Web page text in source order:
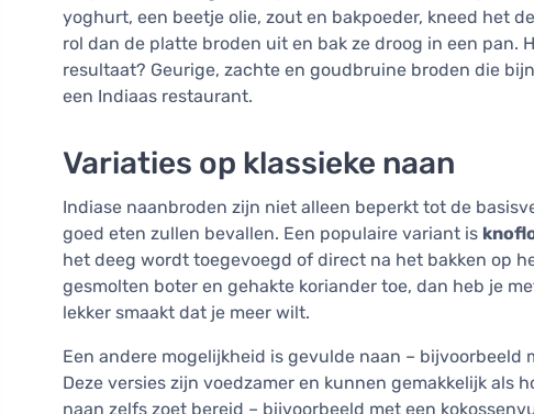
yoghurt, een beetje olie, zout en bakpoeder, kneed het
rol dan de platte broden uit en bak ze droog in een pan.
resultaat? Geurige, zachte en goudbruine broden die
een Indiaas restaurant.
Variaties op klassieke naan
Indiase naanbroden zijn niet alleen beperkt tot de
goed eten zullen bevallen. Een populaire variant is
het deeg wordt toegevoegd of direct na het bakken op
gesmolten boter en gehakte koriander toe, dan heb je
lekker smaakt dat je meer wilt.
Een andere mogelijkheid is gevulde naan – bijvoorbeeld
Deze versies zijn voedzamer en kunnen gemakkelijk
naan zelfs zoet bereid – bijvoorbeeld met een